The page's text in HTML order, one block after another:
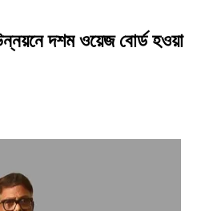
দশম ওয়েজ বোর্ড হওয়া